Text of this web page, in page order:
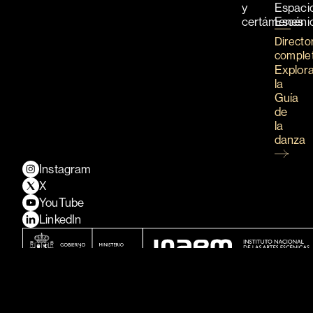
y
certámenes
la
Guía
de
la
danza
Instagram
X
YouTube
LinkedIn